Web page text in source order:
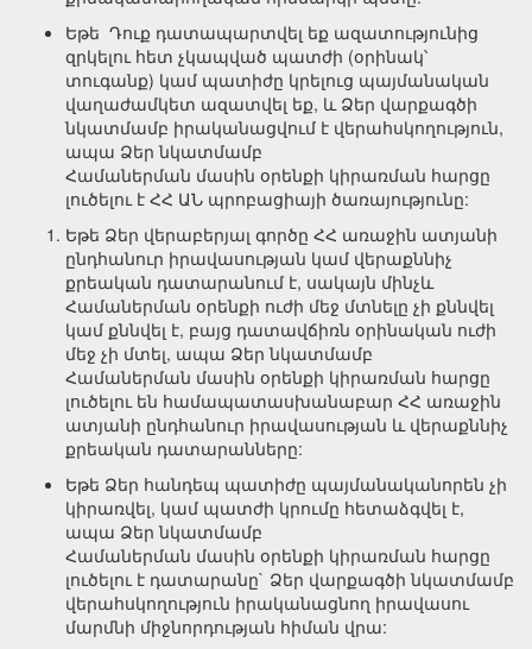
Եթե Դուք դատապարտվել եք ազատությունից
զրկելու հետ չկապված պատժի (օրինակ՝
տուգանք) կամ պատիժը կրելուց պայմանական
վաղաժամկետ ազատվել եք, և Ձեր վարքագծի
նկատմամբ իրականացվում է վերահսկողություն,
ապա Ձեր նկատմամբ
Համաներման մասին օրենքի կիրառման հարցը
լուծելու է ՀՀ ԱՆ պրոբացիայի ծառայությունը:
Եթե Ձեր վերաբերյալ գործը ՀՀ առաջին ատյանի
ընդհանուր իրավասության կամ վերաքննիչ
քրեական դատարանում է, սակայն մինչև
Համաներման օրենքի ուժի մեջ մտնելը չի քննվել
կամ քննվել է, բայց դատավճիռն օրինական ուժի
մեջ չի մտել, ապա Ձեր նկատմամբ
Համաներման մասին օրենքի կիրառման հարցը
լուծելու են համապատասխանաբար ՀՀ առաջին
ատյանի ընդհանուր իրավասության և վերաքննիչ
քրեական դատարանները:
Եթե Ձեր հանդեպ պատիժը պայմանականորեն չի
կիրառվել, կամ պատժի կրումը հետաձգվել է,
ապա Ձեր նկատմամբ
Համաներման մասին օրենքի կիրառման հարցը
լուծելու է դատարանը` Ձեր վարքագծի նկատմամբ
վերահսկողություն իրականացնող իրավասու
մարմնի միջնորդության հիման վրա: